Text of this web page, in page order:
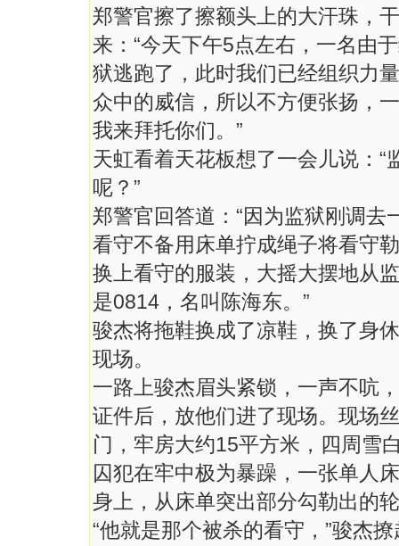
郑警官擦了擦额头上的大汗珠，
来：“今天下午5点左右，一名由
狱逃跑了，此时我们已经组织力
众中的威信，所以不方便张扬，
我来拜托你们。”
天虹看着天花板想了一会儿说：
呢？”
郑警官回答道：“因为监狱刚调
看守不备用床单拧成绳子将看守
换上看守的服装，大摇大摆地从
是0814，名叫陈海东。”
骏杰将拖鞋换成了凉鞋，换了身
现场。
一路上骏杰眉头紧锁，一声不吭
证件后，放他们进了现场。现场
门，牢房大约15平方米，四周雪
囚犯在牢中极为暴躁，一张单人
身上，从床单突出部分勾勒出的
“他就是那个被杀的看守，”骏杰